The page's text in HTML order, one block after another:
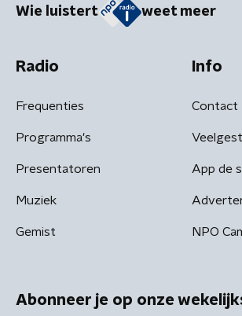
Wie luistert weet meer
Radio
Frequenties
Programma's
Presentatoren
Muziek
Gemist
Info
Contact
App de
NPO
Abonneer je op onze